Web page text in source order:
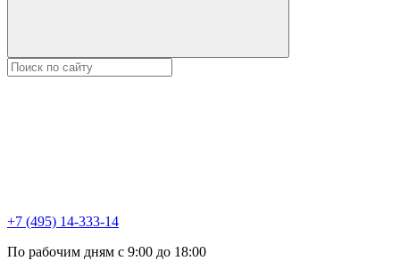
+7 (495) 14-333-14
По рабочим дням с 9:00 до 18:00